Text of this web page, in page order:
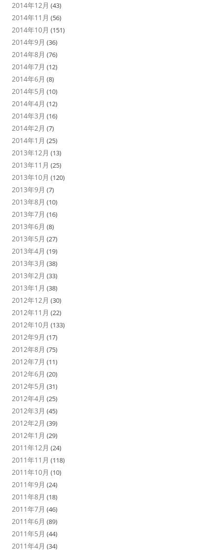
2014年12月 (43)
2014年11月 (56)
2014年10月 (151)
2014年9月 (36)
2014年8月 (76)
2014年7月 (12)
2014年6月 (8)
2014年5月 (10)
2014年4月 (12)
2014年3月 (16)
2014年2月 (7)
2014年1月 (25)
2013年12月 (13)
2013年11月 (25)
2013年10月 (120)
2013年9月 (7)
2013年8月 (10)
2013年7月 (16)
2013年6月 (8)
2013年5月 (27)
2013年4月 (19)
2013年3月 (38)
2013年2月 (33)
2013年1月 (38)
2012年12月 (30)
2012年11月 (22)
2012年10月 (133)
2012年9月 (17)
2012年8月 (75)
2012年7月 (11)
2012年6月 (20)
2012年5月 (31)
2012年4月 (25)
2012年3月 (45)
2012年2月 (39)
2012年1月 (29)
2011年12月 (24)
2011年11月 (118)
2011年10月 (10)
2011年9月 (24)
2011年8月 (18)
2011年7月 (46)
2011年6月 (89)
2011年5月 (44)
2011年4月 (34)